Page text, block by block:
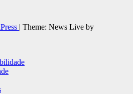
| Theme: News Live by